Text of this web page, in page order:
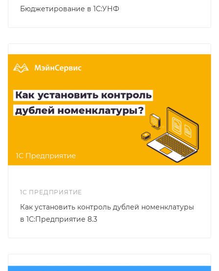
Бюджетирование в 1С:УНФ
1С ПРЕДПРИЯТИЕ
Как установить контроль дублей номенклатуры
в 1С:Предприятие 8.3